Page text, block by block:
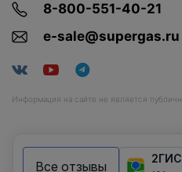
8-800-551-40-21
e-sale@supergas.ru
Информация на сайте не является